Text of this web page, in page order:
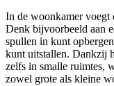
In de woonkamer voegt
Denk bijvoorbeeld aan
spullen in kunt
kunt uitstallen. Dankzij
zelfs in smalle ruimtes,
zowel grote als kleine